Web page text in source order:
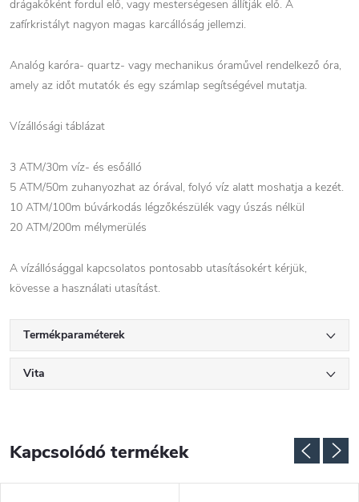
drágakőként fordul elő, vagy mesterségesen állítják elő. A
zafírkristályt nagyon magas karcállóság jellemzi.
Analóg karóra- quartz- vagy mechanikus óraművel rendelkező óra,
amely az időt mutatók és egy számlap segítségével mutatja.
Vízállósági táblázat
3 ATM/30m víz- és esőálló
5 ATM/50m zuhanyozhat az órával, folyó víz alatt moshatja a kezét.
10 ATM/100m búvárkodás légzőkészülék vagy úszás nélkül
20 ATM/200m mélymerülés
A vízállósággal kapcsolatos pontosabb utasításokért kérjük,
kövesse a használati utasítást.
Termékparaméterek
Vita
Kapcsolódó termékek